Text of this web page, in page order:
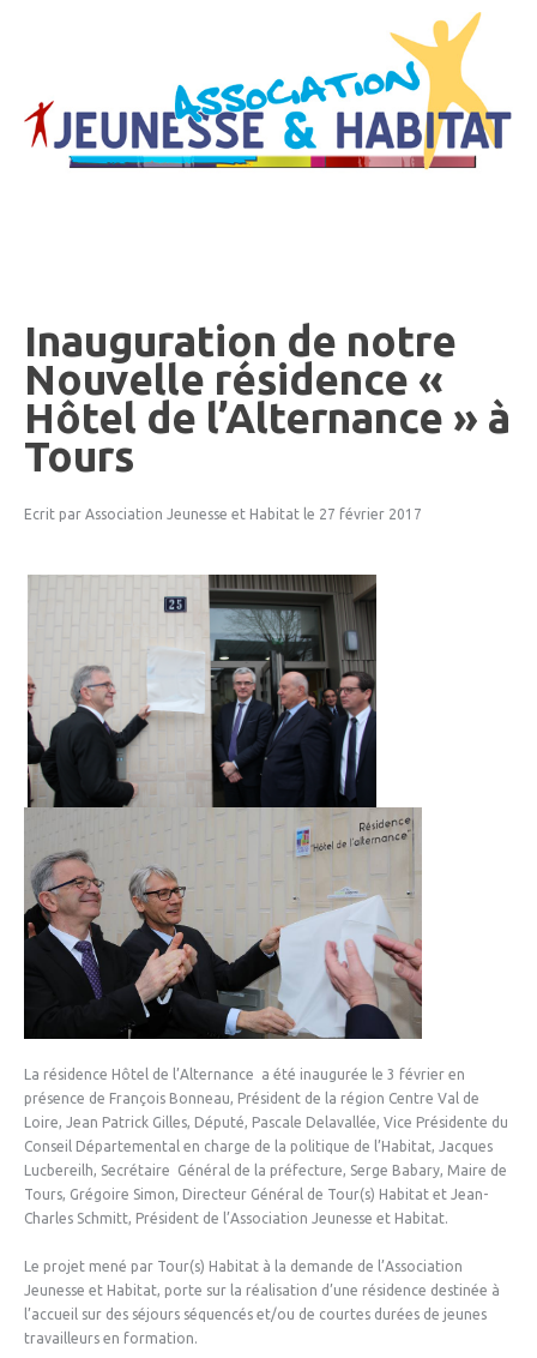
Inauguration de notre
Nouvelle résidence «
Hôtel de l’Alternance » à
Tours
Ecrit par Association Jeunesse et Habitat le 27 février 2017
La résidence Hôtel de l’Alternance a été inaugurée le 3 février en
présence de François Bonneau, Président de la région Centre Val de
Loire, Jean Patrick Gilles, Député, Pascale Delavallée, Vice Présidente du
Conseil Départemental en charge de la politique de l’Habitat, Jacques
Lucbereilh, Secrétaire Général de la préfecture, Serge Babary, Maire de
Tours, Grégoire Simon, Directeur Général de Tour(s) Habitat et Jean-
Charles Schmitt, Président de l’Association Jeunesse et Habitat.
Le projet mené par Tour(s) Habitat à la demande de l’Association
Jeunesse et Habitat, porte sur la réalisation d’une résidence destinée à
l’accueil sur des séjours séquencés et/ou de courtes durées de jeunes
travailleurs en formation.